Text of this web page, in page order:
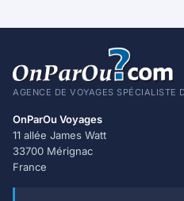
AGENCE DE VOYAGES SPÉCIALISTE
OnParOu Voyages
11 allée James Watt
33700 Mérignac
France